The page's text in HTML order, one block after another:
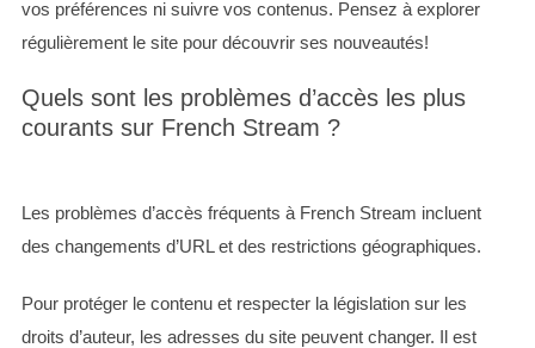
vos préférences ni suivre vos contenus. Pensez à explorer
régulièrement le site pour découvrir ses nouveautés!
Quels sont les problèmes d’accès les plus
courants sur French Stream ?
Les problèmes d’accès fréquents à French Stream incluent
des changements d’URL et des restrictions géographiques.
Pour protéger le contenu et respecter la législation sur les
droits d’auteur, les adresses du site peuvent changer. Il est
f
o
: